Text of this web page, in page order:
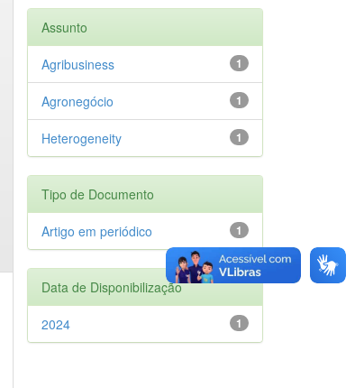
Assunto
1
Agribusiness
1
Agronegócio
1
Heterogeneity
Tipo de Documento
1
Artigo em periódico
Data de Disponibilização
1
2024